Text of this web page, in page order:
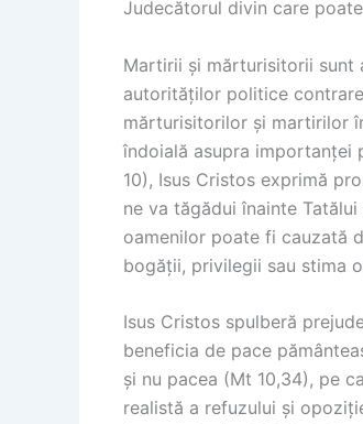
Judecătorul divin care
Martirii și mărturisitorii sunt
autorităților politice
mărturisitorilor și martirilor
îndoială asupra importanței
10), Isus Cristos exprimă
ne va tăgădui înainte
oamenilor poate fi cauzată
bogății, privilegii sau stima
Isus Cristos spulberă
beneficia de pace
și nu pacea (Mt 10,34), pe
realistă a refuzului și